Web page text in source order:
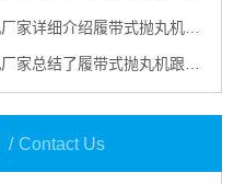
细介绍履带式抛丸机由哪些部分组成
履带式抛丸机跟别的抛丸机做金属表面清理的优势
Contact Us